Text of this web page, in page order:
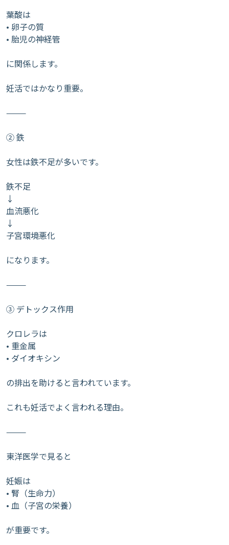
葉酸は
• 卵子の質
• 胎児の神経管
に関係します。
妊活ではかなり重要。
⸻
② 鉄
女性は鉄不足が多いです。
鉄不足
↓
血流悪化
↓
子宮環境悪化
になります。
⸻
③ デトックス作用
クロレラは
• 重金属
• ダイオキシン
の排出を助けると言われています。
これも妊活でよく言われる理由。
⸻
東洋医学で見ると
妊娠は
• 腎（生命力）
• 血（子宮の栄養）
が重要です。